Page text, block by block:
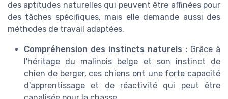
des aptitudes naturelles qui peuvent être affinées pour
des tâches spécifiques, mais elle demande aussi des
méthodes de travail adaptées.
Compréhension des instincts naturels : Grâce à
l'héritage du malinois belge et son instinct de
chien de berger, ces chiens ont une forte capacité
d'apprentissage et de réactivité qui peut être